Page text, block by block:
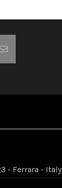
- Ferrara - Italy